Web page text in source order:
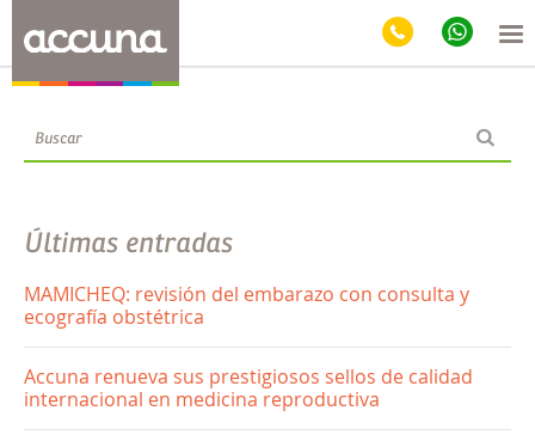
Blog
Últimas entradas
MAMICHEQ: revisión del embarazo con consulta y
ecografía obstétrica
Accuna renueva sus prestigiosos sellos de calidad
internacional en medicina reproductiva